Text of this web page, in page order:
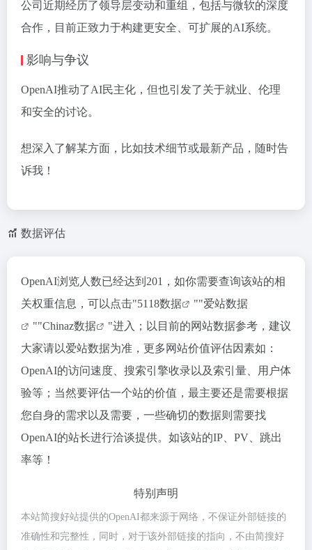
公司近期经历了领导层变动和重组，包括与微软的深度
合作，目前正致力于构建更安全、可扩展的AI系统。
影响与争议
OpenAI推动了AI民主化，但也引发了关于就业、伦理
和安全的讨论。
想深入了解某方面，比如技术细节或最新产品，随时告
诉我！
数据评估
OpenAI浏览人数已经达到201，如你需要查询该站的相
关权重信息，可以点击"5118数据 ""爱站数据
""Chinaz数据
"进入；以目前的网站数据参考，建议
大家请以爱站数据为准，更多网站价值评估因素如：
OpenAI的访问速度、搜索引擎收录以及索引量、用户体
验等；当然要评估一个站的价值，最主要还是需要根据
您自身的需求以及需要，一些确切的数据则需要找
OpenAI的站长进行洽谈提供。如该站的IP、PV、跳出
率等！
特别声明
本站简搜好站提供的OpenAI都来源于网络，不保证外部链接的
准确性和完整性，同时，对于该外部链接的指向，不由简搜好